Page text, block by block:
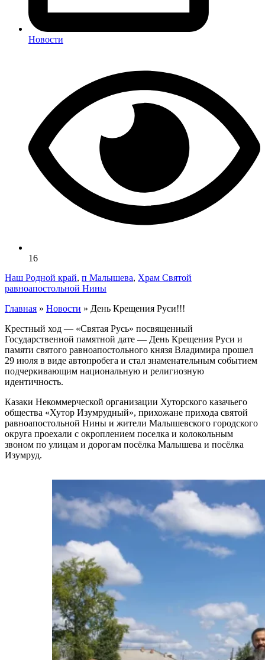
Новости
16
Наш Родной край, п Малышева, Храм Святой
равноапостольной Нины
Главная » Новости » День Крещения Руси!!!
Крестный ход — «Святая Русь» посвященный
Государственной памятной дате — День Крещения Руси и
памяти святого равноапостольного князя Владимира прошел
29 июля в виде автопробега и стал знаменательным событием
подчеркивающим национальную и религиозную
идентичность.
Казаки Некоммерческой организации Хуторского казачьего
общества «Хутор Изумрудный», прихожане прихода святой
равноапостольной Нины и жители Малышевского городского
округа проехали с окроплением поселка и колокольным
звоном по улицам и дорогам посёлка Малышева и посёлка
Изумруд.